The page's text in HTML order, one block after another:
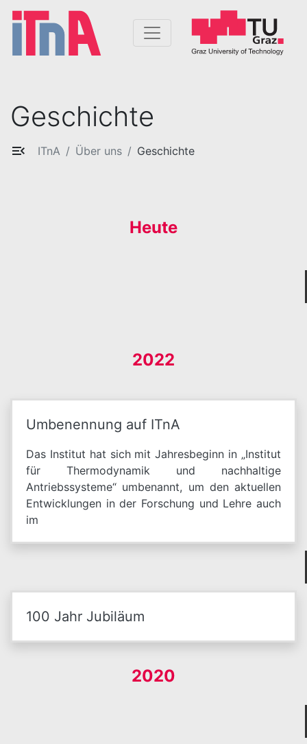
Geschichte
ITnA Über uns Geschichte
Heute
2022
Umbenennung auf ITnA
Das Institut hat sich mit Jahresbeginn in „Institut
für Thermodynamik und nachhaltige
Antriebssysteme“ umbenannt, um den aktuellen
Entwicklungen in der Forschung und Lehre auch
im
100 Jahr Jubiläum
2020